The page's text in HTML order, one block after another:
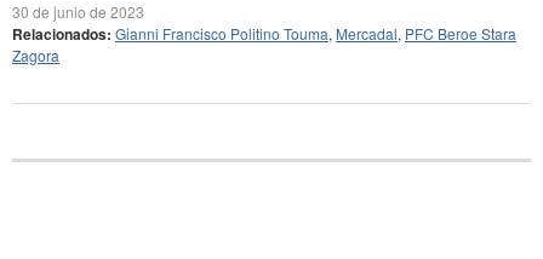
30 de junio de 2023
Relacionados: Gianni Francisco Politino Touma, Mercadal, PFC Beroe Stara
Zagora